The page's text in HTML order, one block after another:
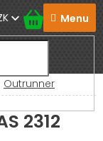
Outrunner
2312